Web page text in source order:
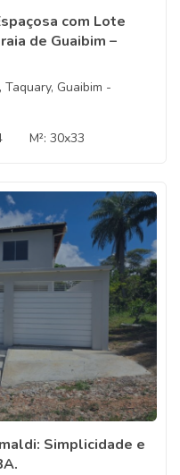
com Lote
de Guaibim –
Taquary, Guaibim -
M²: 30x33
Simplicidade e